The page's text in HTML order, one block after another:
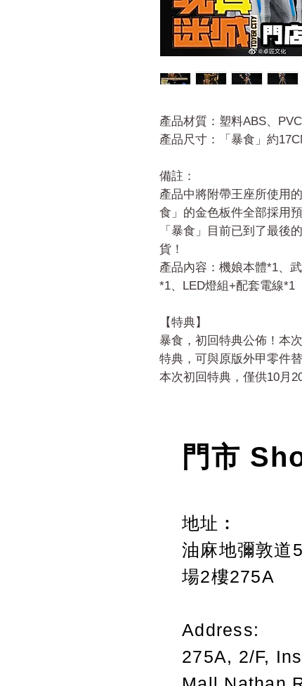
產品材質：塑料ABS、PVC
產品尺寸：「暴食」約
備註：
產品中將附帶王座所使用
食」的金色板件全部採用
「暴食」目前已到了最後
貨！
產品內容：機娘本體*1、
*1、LED燈組+配套電線*1
【特典】
暴食，初回特典公佈！本
特典，可與原版外甲零件
本次初回特典，僅供10月
門市
地址︰
油麻地彌敦道
場2樓275A
Address:
275A, 2/F,